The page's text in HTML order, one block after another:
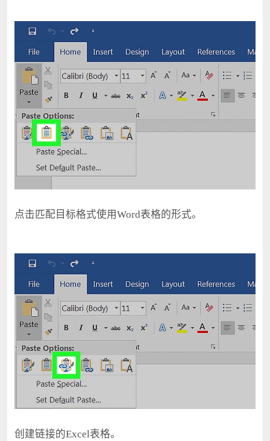
点击匹配目标格式使用Word表格的形式。
创建链接的Excel表格。